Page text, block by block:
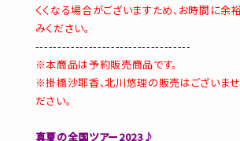
くくなる場合がございますため、お時間に余
みください。
-----------------------------------
※本商品は予約販売商品です。
※掛橋沙耶香、北川悠理の販売はございませ
ださい。
真夏の全国ツアー2023♪